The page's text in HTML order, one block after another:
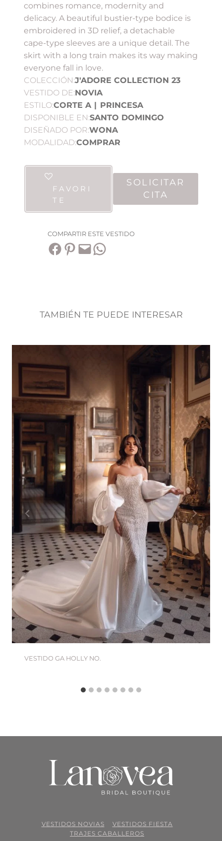
combines romance, modernity and
delicacy. A beautiful bustier-type bodice is
embroidered in 3D relief, a detachable
cape-type sleeves are a unique detail. The
skirt with a long train makes its way making
everyone fall in love.
COLECCIÓN:J'ADORE COLLECTION 23
VESTIDO DE:NOVIA
ESTILO:CORTE A | PRINCESA
DISPONIBLE EN:SANTO DOMINGO
DISEÑADO POR:WONA
MODALIDAD:COMPRAR
FAVORI
TE
SOLICITAR
CITA
COMPARTIR ESTE VESTIDO
Compartir en Facebook Compartir en Pinterest Envía esta página por correo electrónico Compartir en WhatsApp
TAMBIÉN TE PUEDE INTERESAR
VESTIDO GA HOLLY NO.
VESTIDOS NOVIAS
VESTIDOS FIESTA
TRAJES CABALLEROS